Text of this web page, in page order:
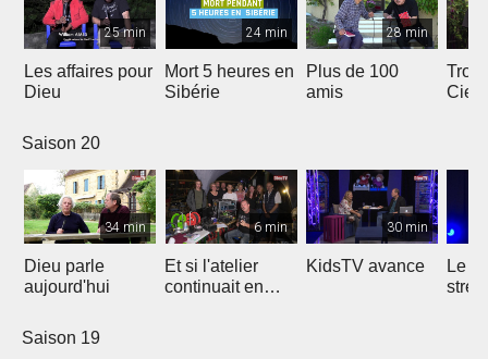
25 min
Les affaires pour
Dieu
24 min
Mort 5 heures en
Sibérie
28 min
Plus de 100
amis
Ciel
Saison 20
34 min
Dieu parle
aujourd'hui
6 min
Et si l'atelier
continuait en
30 min
KidsTV avance
Le
Saison 19